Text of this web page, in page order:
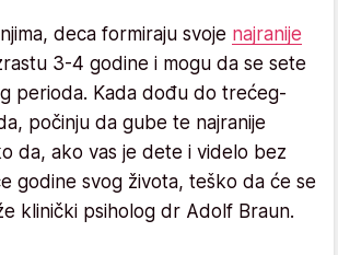
deca formiraju svoje najranije
3-4 godine i mogu da se sete
perioda. Kada dođu do trećeg-
počinju da gube te najranije
da, ako vas je dete i videlo bez
godine svog života, teško da će se
klinički psiholog dr Adolf Braun.